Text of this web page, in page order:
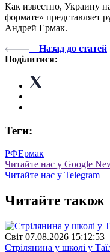
Как известно, Украину
формате» представляет
Андрей Ермак.
Назад до статей
Поділитися:
Теги:
РФЕрмак
Читайте нас у Google
Читайте нас у Telegram
Читайте також
Свiт 07.08.2026 15:12:53
Стрілянина у школі у